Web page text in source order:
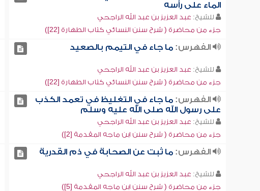
الماء على رأسه
للشيخ: عبد العزيز بن عبد الله الراجحي
جزء من محاضرة ( شرح سنن النسائي كتاب الطهارة [22])
الفهرس:ما جاء في التيمم بالصعيد
للشيخ: عبد العزيز بن عبد الله الراجحي
جزء من محاضرة ( شرح سنن النسائي كتاب الطهارة [22])
الفهرس:ما جاء في التغليظ في تعمد الكذب
على رسول الله صلى الله عليه وسلم
للشيخ: عبد العزيز بن عبد الله الراجحي
جزء من محاضرة ( شرح سنن ابن ماجه المقدمة [2])
الفهرس:ما ثبت عن الصحابة في ذم القدرية
للشيخ: عبد العزيز بن عبد الله الراجحي
جزء من محاضرة ( شرح سنن ابن ماجه المقدمة [5])